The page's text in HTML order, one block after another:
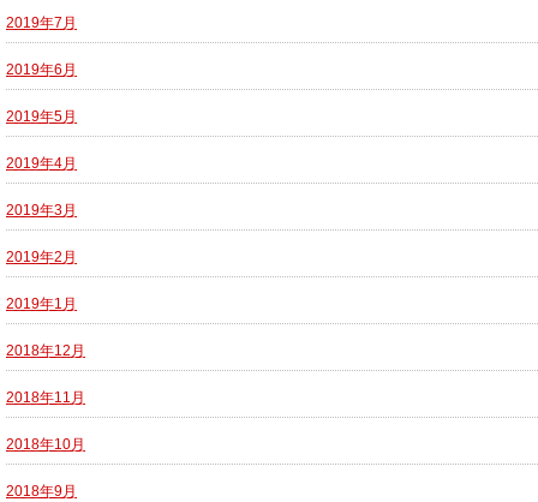
2019年7月
2019年6月
2019年5月
2019年4月
2019年3月
2019年2月
2019年1月
2018年12月
2018年11月
2018年10月
2018年9月